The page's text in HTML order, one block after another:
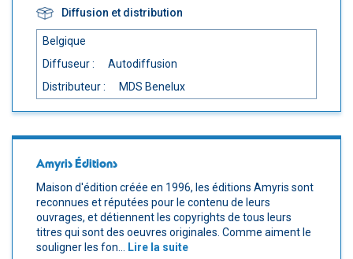
Diffusion et distribution
Belgique
Diffuseur :
Autodiffusion
Distributeur :
MDS Benelux
Amyris Éditions
Maison d'édition créée en 1996, les éditions Amyris sont
reconnues et réputées pour le contenu de leurs
ouvrages, et détiennent les copyrights de tous leurs
titres qui sont des oeuvres originales. Comme aiment le
souligner les fon...
Lire la suite